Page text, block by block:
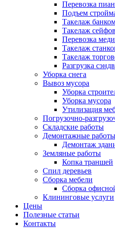
Перевозка
Подъем
Такелаж
Такелаж сейфов
Перевозка
Такелаж
Такелаж
Разгрузка
Уборка снега
Вывоз мусора
Уборка
Уборка мусора
Утилизация
Погрузочно-
Складские работы
Демонтажные работы
Демонтаж
Земляные работы
Копка траншей
Спил деревьев
Сборка мебели
Сборка
Клининговые услуги
Цены
Полезные статьи
Контакты